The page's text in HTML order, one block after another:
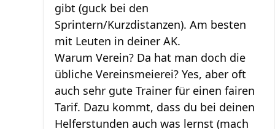
gibt (guck bei den
Sprintern/Kurzdistanzen). Am besten
mit Leuten in deiner AK.
Warum Verein? Da hat man doch die
übliche Vereinsmeierei? Yes, aber oft
auch sehr gute Trainer für einen fairen
Tarif. Dazu kommt, dass du bei deinen
Helferstunden auch was lernst (mach